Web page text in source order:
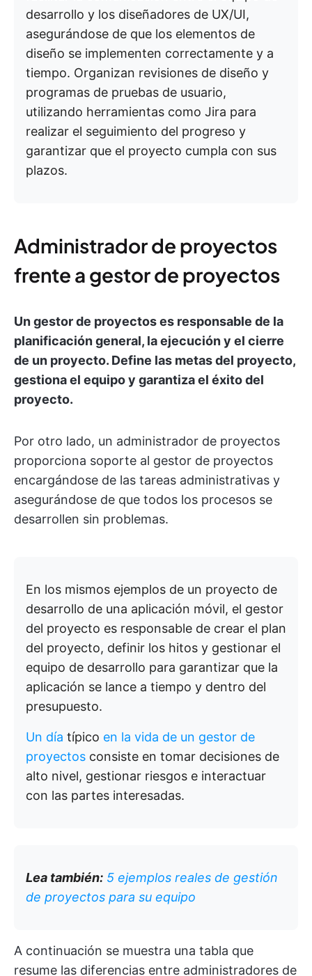
desarrollo y los diseñadores de UX/UI,
asegurándose de que los elementos de
diseño se implementen correctamente y a
tiempo. Organizan revisiones de diseño y
programas de pruebas de usuario,
utilizando herramientas como Jira para
realizar el seguimiento del progreso y
garantizar que el proyecto cumpla con sus
plazos.
Administrador de proyectos
frente a gestor de proyectos
Un gestor de proyectos es responsable de la
planificación general, la ejecución y el cierre
de un proyecto. Define las metas del proyecto,
gestiona el equipo y garantiza el éxito del
proyecto.
Por otro lado, un administrador de proyectos
proporciona soporte al gestor de proyectos
encargándose de las tareas administrativas y
asegurándose de que todos los procesos se
desarrollen sin problemas.
En los mismos ejemplos de un proyecto de
desarrollo de una aplicación móvil, el gestor
del proyecto es responsable de crear el plan
del proyecto, definir los hitos y gestionar el
equipo de desarrollo para garantizar que la
aplicación se lance a tiempo y dentro del
presupuesto.
Un día típico en la vida de un gestor de
proyectos consiste en tomar decisiones de
alto nivel, gestionar riesgos e interactuar
con las partes interesadas.
Lea también: 5 ejemplos reales de gestión
de proyectos para su equipo
A continuación se muestra una tabla que
resume las diferencias entre administradores de